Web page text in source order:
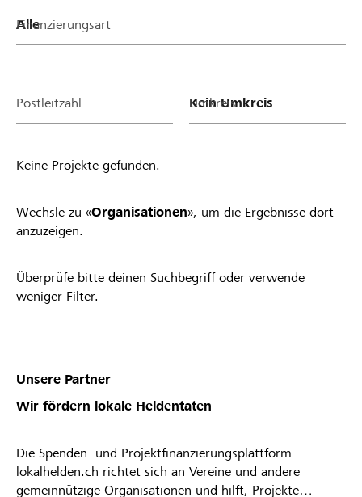
Finanzierungsart
Postleitzahl Umkreis
Keine Projekte gefunden.
Wechsle zu «Organisationen», um die Ergebnisse dort
anzuzeigen.
Überprüfe bitte deinen Suchbegriff oder verwende
weniger Filter.
Unsere Partner
Wir fördern lokale Heldentaten
Die Spenden- und Projektfinanzierungsplattform
lokalhelden.ch richtet sich an Vereine und andere
gemeinnützige Organisationen und hilft, Projekte